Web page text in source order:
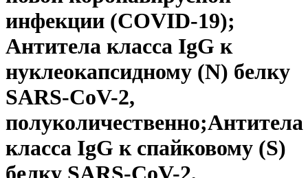
инфекции (COVID-19);
Антитела класса IgG к
нуклеокапсидному (N) белку
SARS-CoV-2,
полуколичественно;Антитела
класса IgG к спайковому (S)